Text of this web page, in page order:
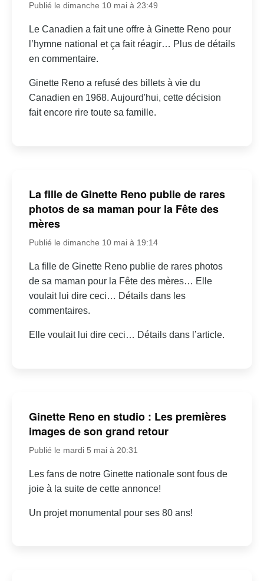
Publié le dimanche 10 mai à 23:49
Le Canadien a fait une offre à Ginette Reno pour
l’hymne national et ça fait réagir… Plus de détails
en commentaire.
Ginette Reno a refusé des billets à vie du
Canadien en 1968. Aujourd'hui, cette décision
fait encore rire toute sa famille.
La fille de Ginette Reno publie de rares
photos de sa maman pour la Fête des
mères
Publié le dimanche 10 mai à 19:14
La fille de Ginette Reno publie de rares photos
de sa maman pour la Fête des mères… Elle
voulait lui dire ceci… Détails dans les
commentaires.
Elle voulait lui dire ceci… Détails dans l’article.
Ginette Reno en studio : Les premières
images de son grand retour
Publié le mardi 5 mai à 20:31
Les fans de notre Ginette nationale sont fous de
joie à la suite de cette annonce!
Un projet monumental pour ses 80 ans!